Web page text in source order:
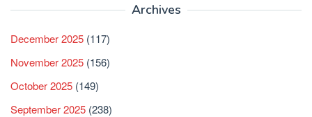
Archives
December 2025 (117)
November 2025 (156)
October 2025 (149)
September 2025 (238)